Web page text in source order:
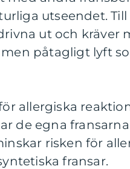
utseendet.
ut och kräver
påtagligt lyft
allergiska
de egna
risken för
fransar.